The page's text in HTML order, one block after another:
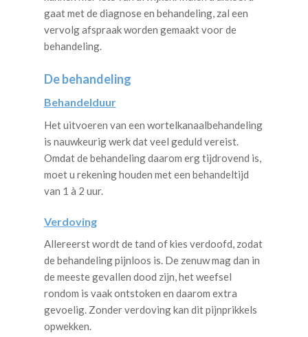
gaat met de diagnose en behandeling, zal een
vervolg afspraak worden gemaakt voor de
behandeling.
De behandeling
Behandelduur
Het uitvoeren van een wortelkanaalbehandeling
is nauwkeurig werk dat veel geduld vereist.
Omdat de behandeling daarom erg tijdrovend is,
moet u rekening houden met een behandeltijd
van 1 à 2 uur.
Verdoving
Allereerst wordt de tand of kies verdoofd, zodat
de behandeling pijnloos is. De zenuw mag dan in
de meeste gevallen dood zijn, het weefsel
rondom is vaak ontstoken en daarom extra
gevoelig. Zonder verdoving kan dit pijnprikkels
opwekken.